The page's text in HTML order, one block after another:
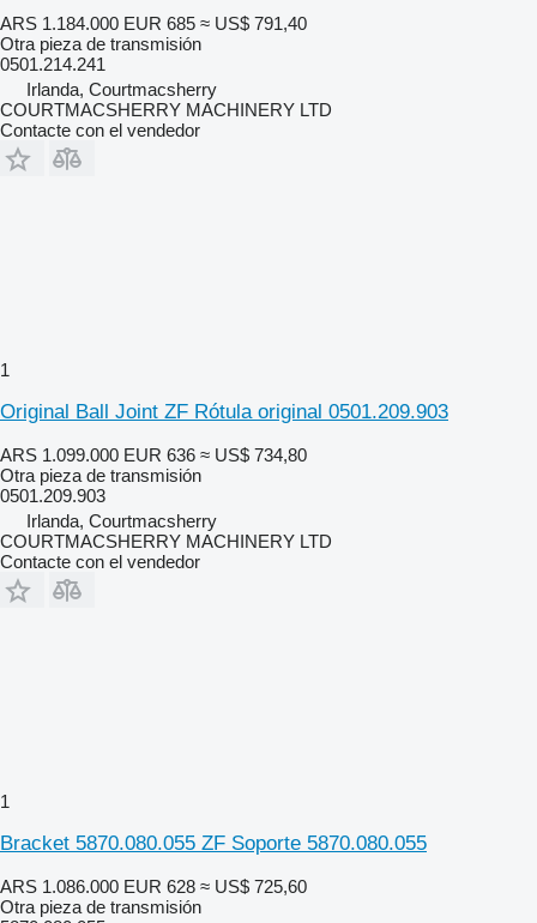
ARS 1.184.000 EUR 685 ≈ US$ 791,40
Otra pieza de transmisión
0501.214.241
Irlanda, Courtmacsherry
COURTMACSHERRY MACHINERY LTD
Contacte con el vendedor
1
Original Ball Joint ZF Rótula original 0501.209.903
ARS 1.099.000 EUR 636 ≈ US$ 734,80
Otra pieza de transmisión
0501.209.903
Irlanda, Courtmacsherry
COURTMACSHERRY MACHINERY LTD
Contacte con el vendedor
1
Bracket 5870.080.055 ZF Soporte 5870.080.055
ARS 1.086.000 EUR 628 ≈ US$ 725,60
Otra pieza de transmisión